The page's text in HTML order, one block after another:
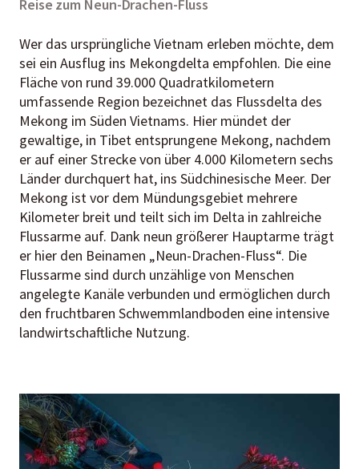
Reise zum Neun-Drachen-Fluss
Wer das ursprüngliche Vietnam erleben möchte, dem
sei ein Ausflug ins Mekongdelta empfohlen. Die eine
Fläche von rund 39.000 Quadratkilometern
umfassende Region bezeichnet das Flussdelta des
Mekong im Süden Vietnams. Hier mündet der
gewaltige, in Tibet entsprungene Mekong, nachdem
er auf einer Strecke von über 4.000 Kilometern sechs
Länder durchquert hat, ins Südchinesische Meer. Der
Mekong ist vor dem Mündungsgebiet mehrere
Kilometer breit und teilt sich im Delta in zahlreiche
Flussarme auf. Dank neun größerer Hauptarme trägt
er hier den Beinamen „Neun-Drachen-Fluss“. Die
Flussarme sind durch unzählige von Menschen
angelegte Kanäle verbunden und ermöglichen durch
den fruchtbaren Schwemmlandboden eine intensive
landwirtschaftliche Nutzung.